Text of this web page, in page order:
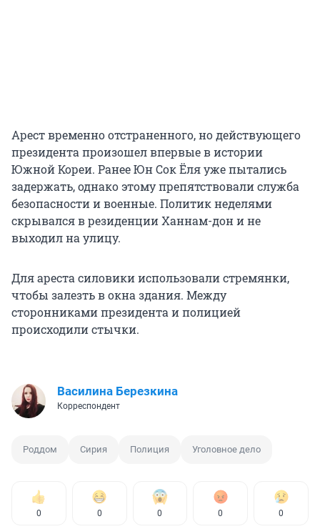
Арест временно отстраненного, но действующего
президента произошел впервые в истории
Южной Кореи. Ранее Юн Сок Ёля уже пытались
задержать, однако этому препятствовали служба
безопасности и военные. Политик неделями
скрывался в резиденции Ханнам-дон и не
выходил на улицу.
Для ареста силовики использовали стремянки,
чтобы залезть в окна здания. Между
сторонниками президента и полицией
происходили стычки.
Василина Березкина
Корреспондент
Роддом Сирия Полиция Уголовное дело
0 0 0 0 0